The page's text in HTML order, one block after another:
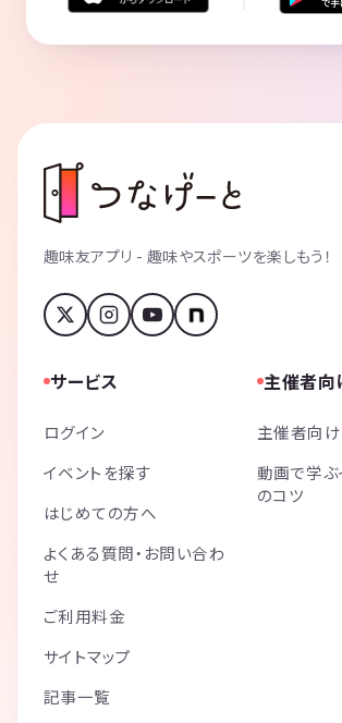
趣味友アプリ - 趣味やスポーツを楽しもう！
サービス
ログイン
イベントを探す
はじめての方へ
よくある質問・お問い合わ
せ
ご利用料金
サイトマップ
記事一覧
主催者向
主催者向
動画で学ぶ
のコツ